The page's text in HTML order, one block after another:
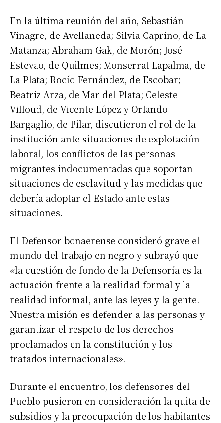
En la última reunión del año, Sebastián
Vinagre, de Avellaneda; Silvia Caprino, de La
Matanza; Abraham Gak, de Morón; José
Estevao, de Quilmes; Monserrat Lapalma, de
La Plata; Rocío Fernández, de Escobar;
Beatriz Arza, de Mar del Plata; Celeste
Villoud, de Vicente López y Orlando
Bargaglio, de Pilar, discutieron el rol de la
institución ante situaciones de explotación
laboral, los conflictos de las personas
migrantes indocumentadas que soportan
situaciones de esclavitud y las medidas que
debería adoptar el Estado ante estas
situaciones.
El Defensor bonaerense consideró grave el
mundo del trabajo en negro y subrayó que
«la cuestión de fondo de la Defensoría es la
actuación frente a la realidad formal y la
realidad informal, ante las leyes y la gente.
Nuestra misión es defender a las personas y
garantizar el respeto de los derechos
proclamados en la constitución y los
tratados internacionales».
Durante el encuentro, los defensores del
Pueblo pusieron en consideración la quita de
subsidios y la preocupación de los habitantes